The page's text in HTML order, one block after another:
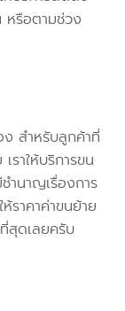
หรือตามช่วง
ง สำหรับลูกค้าที่
ราให้บริการขน
นาญเรื่องการ
ราคาค่าขนย้าย
สุดเลยครับ